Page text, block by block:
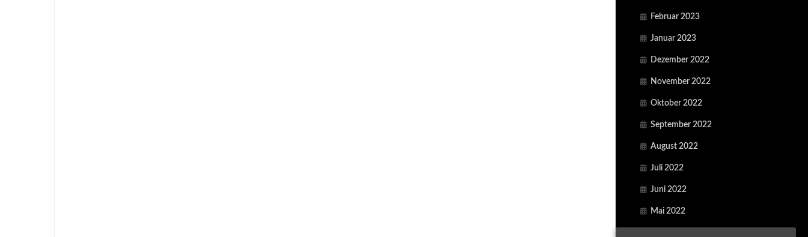
Februar 2023
Januar 2023
Dezember 2022
November 2022
Oktober 2022
September 2022
August 2022
Juli 2022
Juni 2022
Mai 2022